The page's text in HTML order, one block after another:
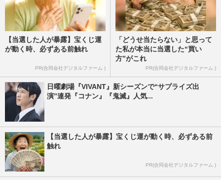
【当選した人が暴露】宝くじ運
が動く時、必ずある前触れ
PR(合同会社デジタルファーム )
「どうせ当たらない」と思って
た私が本当に当選した“買い
方”がこれ
PR(合同会社デジタルファーム )
日曜劇場『VIVANT』新シーズンで“サプライズ出
演”連発『コナン』『鬼滅』人気...
【当選した人が暴露】宝くじ運が動く時、必ずある前
触れ
PR(合同会社デジタルファーム )